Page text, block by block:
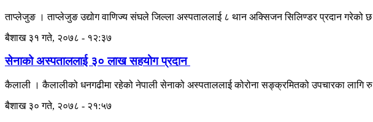
ताप्लेजुङ । ताप्लेजुङ उद्योग वाणिज्य संघले जिल्ला अस्पताललाई ८ थान अक्सिजन सिलिण्डर प्रदान गरेको
बैशाख ३१ गते, २०७८ - १२:३७
सेनाको अस्पताललाई ३० लाख सहयोग प्रदान
कैलाली । कैलालीको धनगढीमा रहेको नेपाली सेनाको अस्पताललाई कोरोना सङ्क्रमितको उपचारका
बैशाख ३० गते, २०७८ - २१:५७